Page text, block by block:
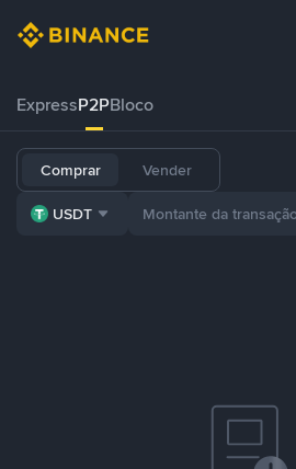
ExpressP2PBloco
Comprar Vender
USDT